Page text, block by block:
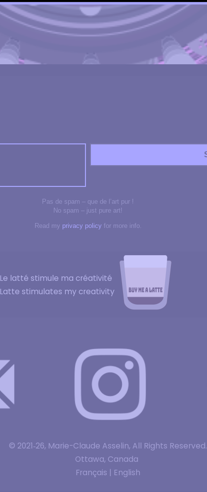
Pas de spam – que de l’art pur !
No spam – just pure art!
Read my privacy policyfor more info.
Le latté stimule ma créativité
Latte stimulates my creativity
© 2021‑26, Marie-Claude Asselin, All Rights Reserved.
Ottawa, Canada
Français | English